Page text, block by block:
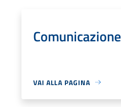
Comunicazione
VAI ALLA PAGINA